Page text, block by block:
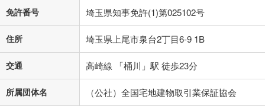
免許番号 埼玉県知事免許(1)第025102号
住所 埼玉県上尾市泉台2丁目6-9 1B
交通 高崎線 「桶川」駅 徒歩23分
所属団体名 （公社）全国宅地建物取引業保証協会